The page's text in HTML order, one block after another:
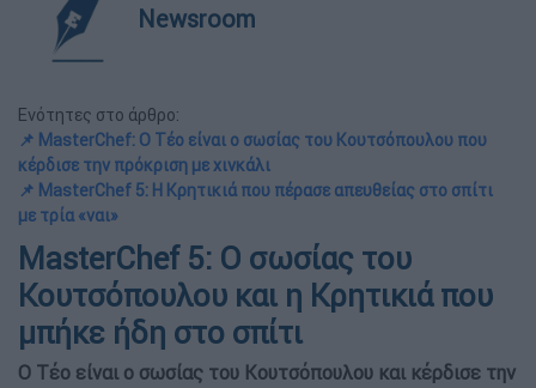
Newsroom
Ενότητες στο άρθρο:
📌 MasterChef: Ο Τέο είναι ο σωσίας του Κουτσόπουλου που
κέρδισε την πρόκριση με χινκάλι
📌 MasterChef 5: Η Κρητικιά που πέρασε απευθείας στο σπίτι
με τρία «ναι»
MasterChef 5: Ο σωσίας του
Κουτσόπουλου και η Κρητικιά που
μπήκε ήδη στο σπίτι
Ο Τέο είναι ο σωσίας του Κουτσόπουλου και κέρδισε την